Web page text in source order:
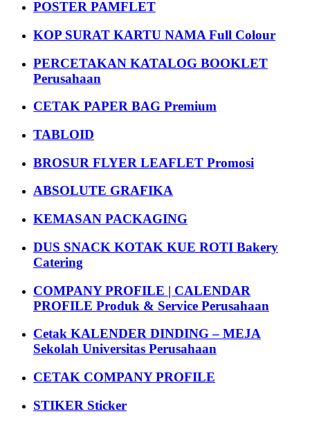
POSTER PAMFLET
KOP SURAT KARTU NAMA Full Colour
PERCETAKAN KATALOG BOOKLET
Perusahaan
CETAK PAPER BAG Premium
TABLOID
BROSUR FLYER LEAFLET Promosi
ABSOLUTE GRAFIKA
KEMASAN PACKAGING
DUS SNACK KOTAK KUE ROTI Bakery
Catering
COMPANY PROFILE | CALENDAR
PROFILE Produk & Service Perusahaan
Cetak KALENDER DINDING – MEJA
Sekolah Universitas Perusahaan
CETAK COMPANY PROFILE
STIKER Sticker